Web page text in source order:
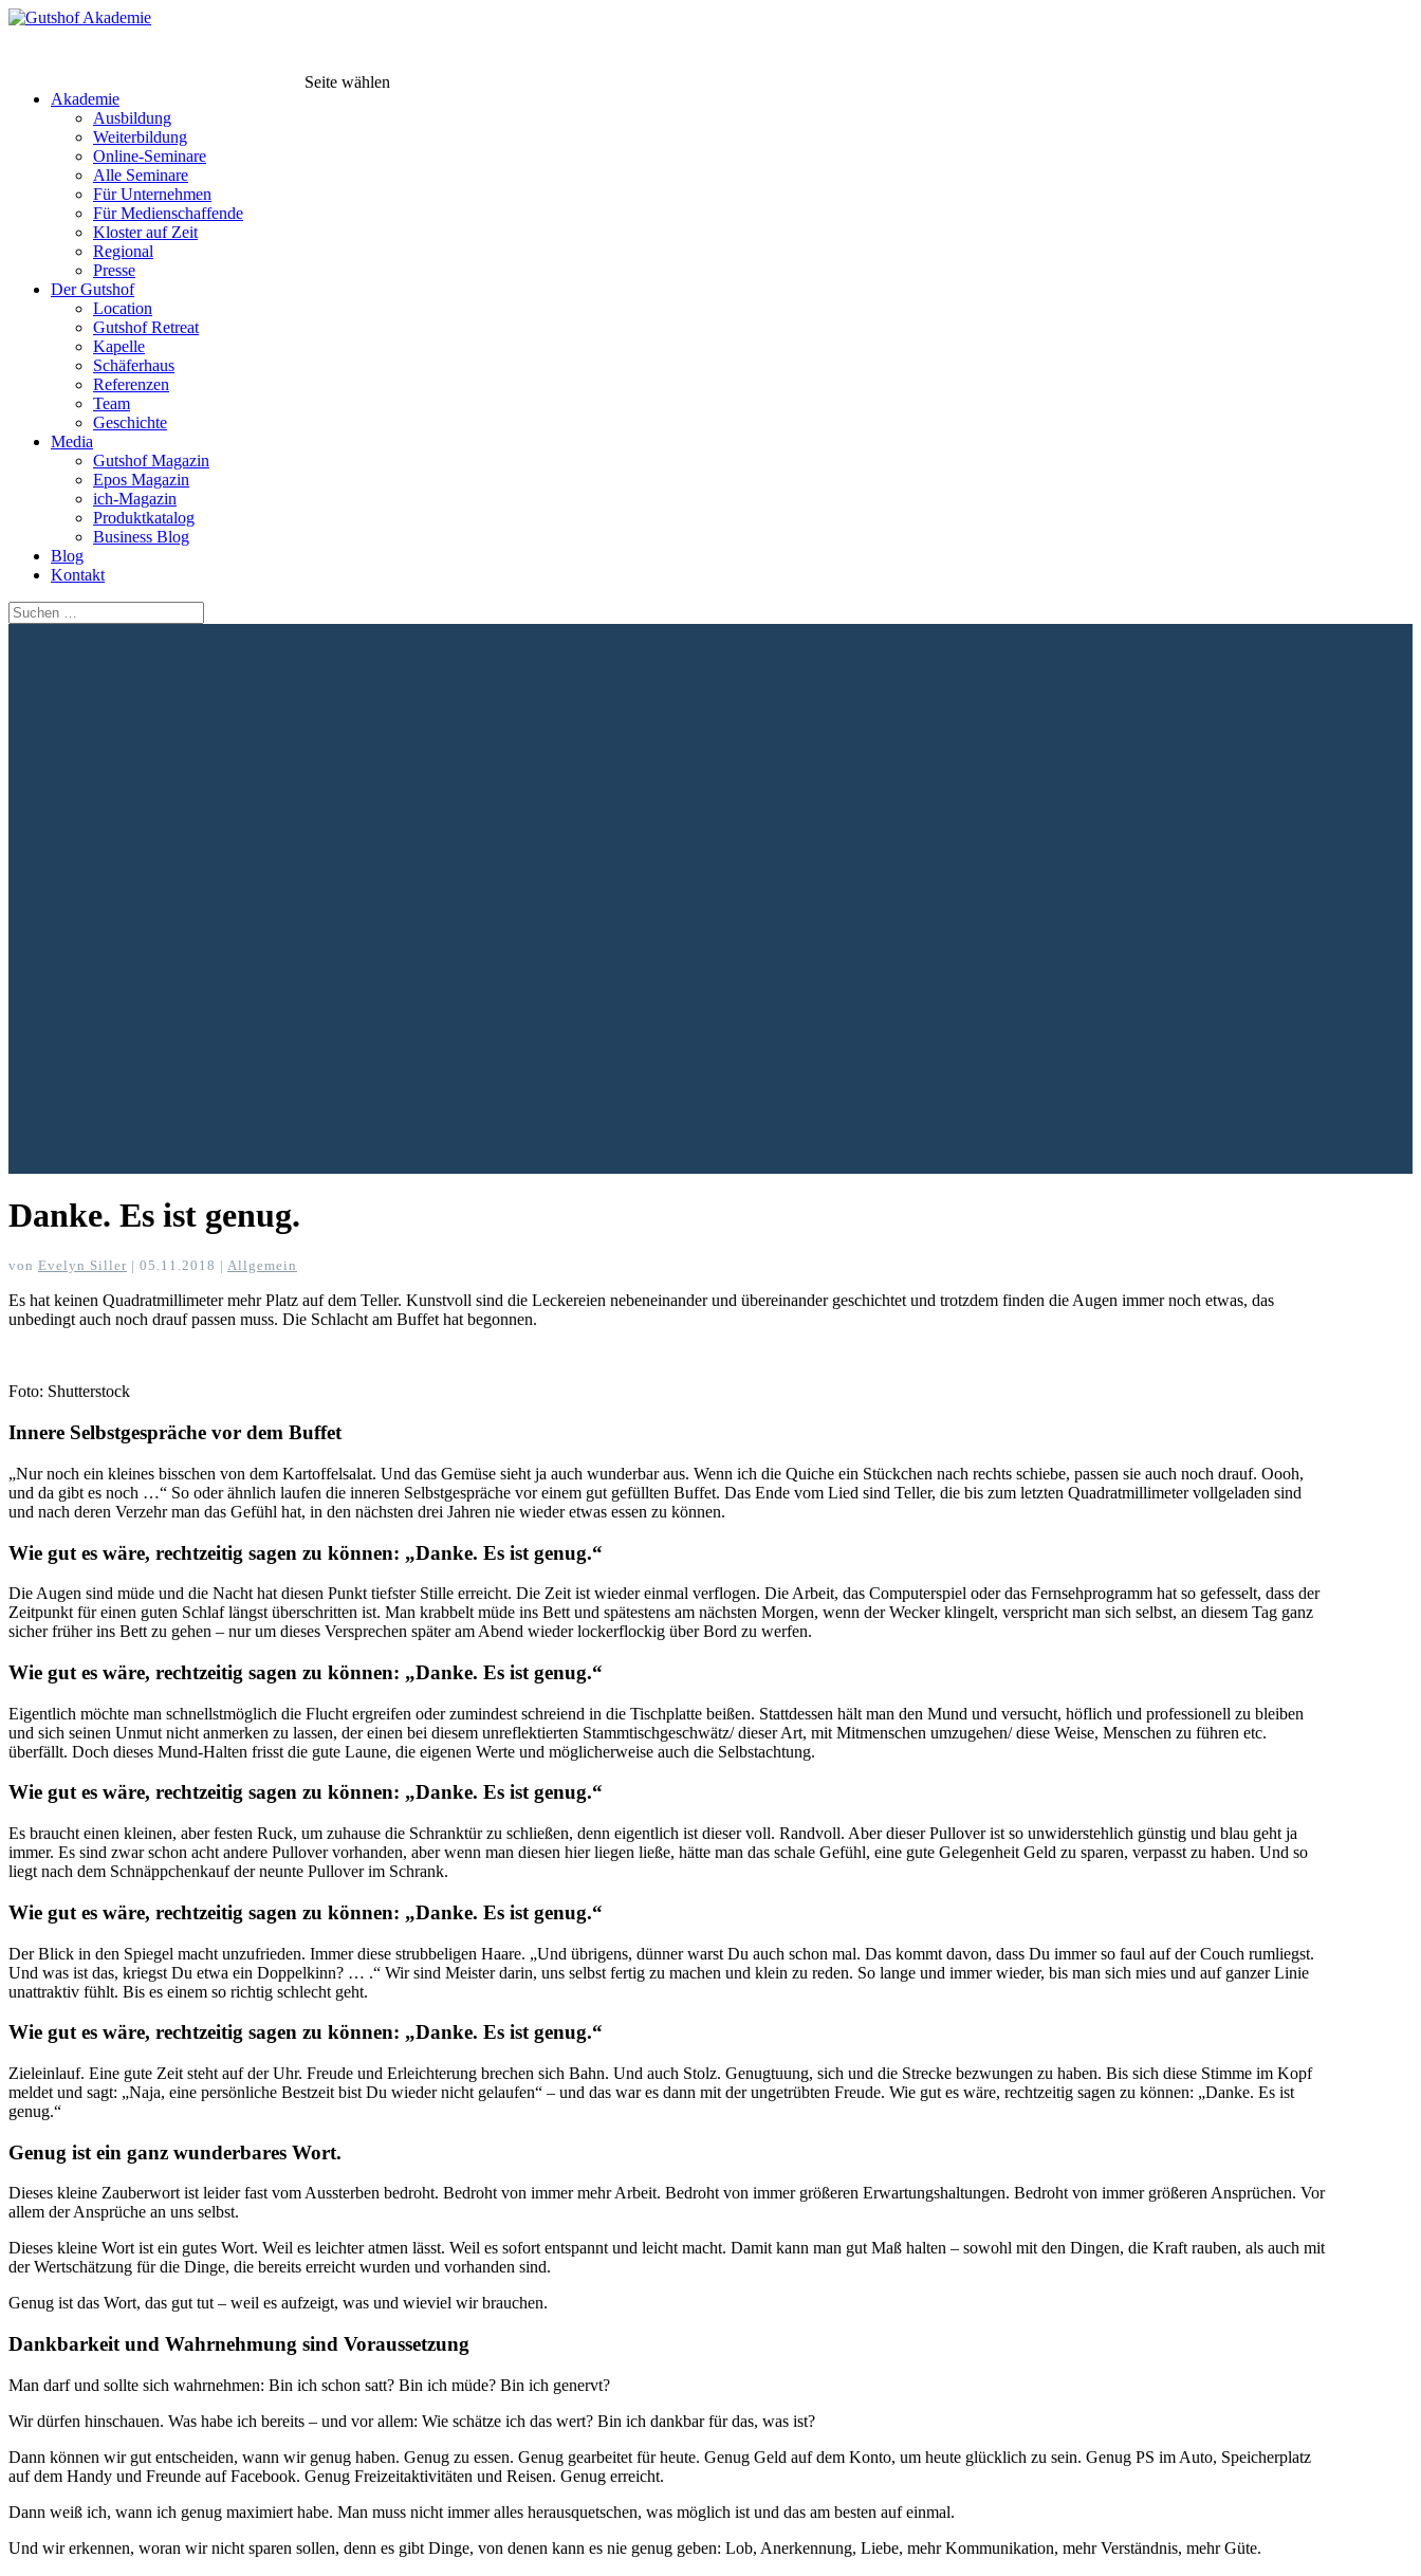
Akademie
Ausbildung
Weiterbildung
Online-Seminare
Alle Seminare
Für Unternehmen
Für Medienschaffende
Kloster auf Zeit
Regional
Presse
Der Gutshof
Location
Gutshof Retreat
Kapelle
Schäferhaus
Referenzen
Team
Geschichte
Media
Gutshof Magazin
Epos Magazin
ich-Magazin
Produktkatalog
Business Blog
Blog
Kontakt
Seite wählen
Danke. Es ist genug.
von Evelyn Siller | 05.11.2018 | Allgemein
Es hat keinen Quadratmillimeter mehr Platz auf dem Teller. Kunstvoll sind die Leckereien nebeneinander und übereinander geschichtet und trotzdem finden die Augen immer noch etwas, das
unbedingt auch noch drauf passen muss. Die Schlacht am Buffet hat begonnen.
Foto: Shutterstock
Innere Selbstgespräche vor dem Buffet
„Nur noch ein kleines bisschen von dem Kartoffelsalat. Und das Gemüse sieht ja auch wunderbar aus. Wenn ich die Quiche ein Stückchen nach rechts schiebe, passen sie auch noch drauf. Oooh,
und da gibt es noch …“ So oder ähnlich laufen die inneren Selbstgespräche vor einem gut gefüllten Buffet. Das Ende vom Lied sind Teller, die bis zum letzten Quadratmillimeter vollgeladen sind
und nach deren Verzehr man das Gefühl hat, in den nächsten drei Jahren nie wieder etwas essen zu können.
Wie gut es wäre, rechtzeitig sagen zu können: „Danke. Es ist genug.“
Die Augen sind müde und die Nacht hat diesen Punkt tiefster Stille erreicht. Die Zeit ist wieder einmal verflogen. Die Arbeit, das Computerspiel oder das Fernsehprogramm hat so gefesselt, dass der
Zeitpunkt für einen guten Schlaf längst überschritten ist. Man krabbelt müde ins Bett und spätestens am nächsten Morgen, wenn der Wecker klingelt, verspricht man sich selbst, an diesem Tag ganz
sicher früher ins Bett zu gehen – nur um dieses Versprechen später am Abend wieder lockerflockig über Bord zu werfen.
Wie gut es wäre, rechtzeitig sagen zu können: „Danke. Es ist genug.“
Eigentlich möchte man schnellstmöglich die Flucht ergreifen oder zumindest schreiend in die Tischplatte beißen. Stattdessen hält man den Mund und versucht, höflich und professionell zu bleiben
und sich seinen Unmut nicht anmerken zu lassen, der einen bei diesem unreflektierten Stammtischgeschwätz/ dieser Art, mit Mitmenschen umzugehen/ diese Weise, Menschen zu führen etc.
überfällt. Doch dieses Mund-Halten frisst die gute Laune, die eigenen Werte und möglicherweise auch die Selbstachtung.
Wie gut es wäre, rechtzeitig sagen zu können: „Danke. Es ist genug.“
Es braucht einen kleinen, aber festen Ruck, um zuhause die Schranktür zu schließen, denn eigentlich ist dieser voll. Randvoll. Aber dieser Pullover ist so unwiderstehlich günstig und blau geht ja
immer. Es sind zwar schon acht andere Pullover vorhanden, aber wenn man diesen hier liegen ließe, hätte man das schale Gefühl, eine gute Gelegenheit Geld zu sparen, verpasst zu haben. Und so
liegt nach dem Schnäppchenkauf der neunte Pullover im Schrank.
Wie gut es wäre, rechtzeitig sagen zu können: „Danke. Es ist genug.“
Der Blick in den Spiegel macht unzufrieden. Immer diese strubbeligen Haare. „Und übrigens, dünner warst Du auch schon mal. Das kommt davon, dass Du immer so faul auf der Couch rumliegst.
Und was ist das, kriegst Du etwa ein Doppelkinn? … .“ Wir sind Meister darin, uns selbst fertig zu machen und klein zu reden. So lange und immer wieder, bis man sich mies und auf ganzer Linie
unattraktiv fühlt. Bis es einem so richtig schlecht geht.
Wie gut es wäre, rechtzeitig sagen zu können: „Danke. Es ist genug.“
Zieleinlauf. Eine gute Zeit steht auf der Uhr. Freude und Erleichterung brechen sich Bahn. Und auch Stolz. Genugtuung, sich und die Strecke bezwungen zu haben. Bis sich diese Stimme im Kopf
meldet und sagt: „Naja, eine persönliche Bestzeit bist Du wieder nicht gelaufen“ – und das war es dann mit der ungetrübten Freude. Wie gut es wäre, rechtzeitig sagen zu können: „Danke. Es ist
genug.“
Genug ist ein ganz wunderbares Wort.
Dieses kleine Zauberwort ist leider fast vom Aussterben bedroht. Bedroht von immer mehr Arbeit. Bedroht von immer größeren Erwartungshaltungen. Bedroht von immer größeren Ansprüchen. Vor
allem der Ansprüche an uns selbst.
Dieses kleine Wort ist ein gutes Wort. Weil es leichter atmen lässt. Weil es sofort entspannt und leicht macht. Damit kann man gut Maß halten – sowohl mit den Dingen, die Kraft rauben, als auch mit
der Wertschätzung für die Dinge, die bereits erreicht wurden und vorhanden sind.
Genug ist das Wort, das gut tut – weil es aufzeigt, was und wieviel wir brauchen.
Dankbarkeit und Wahrnehmung sind Voraussetzung
Man darf und sollte sich wahrnehmen: Bin ich schon satt? Bin ich müde? Bin ich genervt?
Wir dürfen hinschauen. Was habe ich bereits – und vor allem: Wie schätze ich das wert? Bin ich dankbar für das, was ist?
Dann können wir gut entscheiden, wann wir genug haben. Genug zu essen. Genug gearbeitet für heute. Genug Geld auf dem Konto, um heute glücklich zu sein. Genug PS im Auto, Speicherplatz
auf dem Handy und Freunde auf Facebook. Genug Freizeitaktivitäten und Reisen. Genug erreicht.
Dann weiß ich, wann ich genug maximiert habe. Man muss nicht immer alles herausquetschen, was möglich ist und das am besten auf einmal.
Und wir erkennen, woran wir nicht sparen sollen, denn es gibt Dinge, von denen kann es nie genug geben: Lob, Anerkennung, Liebe, mehr Kommunikation, mehr Verständnis, mehr Güte.